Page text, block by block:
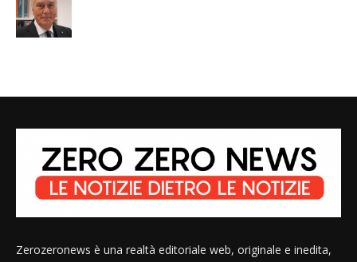
Zerozeronews è una realtà editoriale web, originale e inedita,